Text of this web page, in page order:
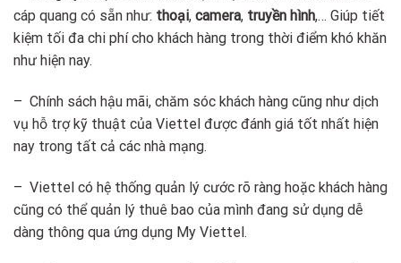
cáp quang có sẵn như: thoại, camera, truyền hình,… Giúp tiết
kiệm tối đa chi phí cho khách hàng trong thời điểm khó khăn
như hiện nay.
– Chính sách hậu mãi, chăm sóc khách hàng cũng như dịch
vụ hỗ trợ kỹ thuật của Viettel được đánh giá tốt nhất hiện
nay trong tất cả các nhà mạng.
– Viettel có hệ thống quản lý cước rõ ràng hoặc khách hàng
cũng có thể quản lý thuê bao của mình đang sử dụng dễ
dàng thông qua ứng dụng My Viettel.